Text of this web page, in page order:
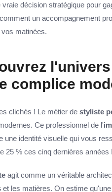
vraie décision stratégique pour
un accompagnement
matinées.
complice
clichés ! Le métier de styliste
Ce professionnel de l'
une identité visuelle qui vous
25 % ces cinq dernières années
agit comme un véritable
et les matières. On estime